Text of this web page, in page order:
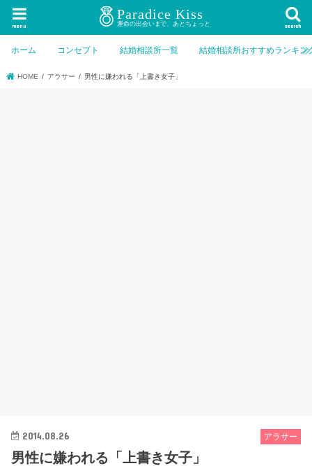
search
menu
ホーム コンセプト 結婚相談所一覧 結婚相談所おすすめランキン
HOME アラサー 男性に嫌われる「上書き女子」
アラサー
2014.08.26
男性に嫌われる「上書き女子」